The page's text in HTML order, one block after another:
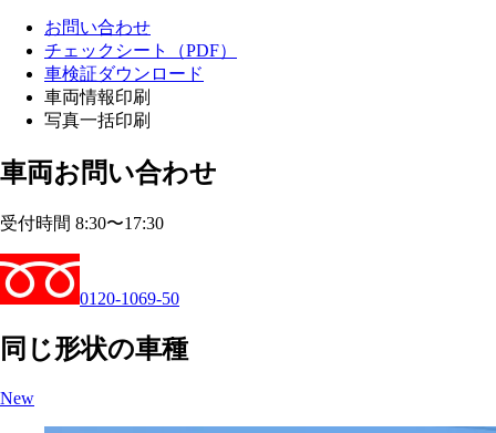
お問い合わせ
チェックシート（PDF）
車検証ダウンロード
車両情報印刷
写真一括印刷
車両お問い合わせ
受付時間 8:30〜17:30
0120-1069-50
同じ形状の車種
New